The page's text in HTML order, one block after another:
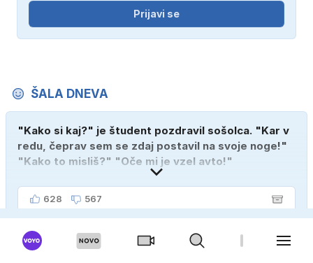
Prijavi se
ŠALA DNEVA
"Kako si kaj?" je študent pozdravil sošolca. "Kar v
redu, čeprav sem se zdaj postavil na svoje noge!"
"Kako to misliš?" "Oče mi je vzel avto!"
628 567
ANKETA